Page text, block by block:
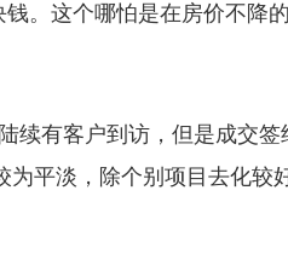
。这个哪怕是在房价不降
续有客户到访，但是成交签
为平淡，除个别项目去化较